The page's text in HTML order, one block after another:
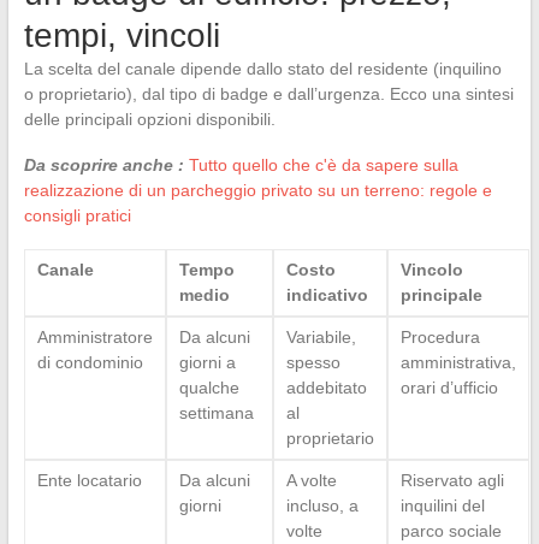
tempi, vincoli
La scelta del canale dipende dallo stato del residente (inquilino
o proprietario), dal tipo di badge e dall’urgenza. Ecco una sintesi
delle principali opzioni disponibili.
Da scoprire anche : Tutto quello che c'è da sapere sulla
realizzazione di un parcheggio privato su un terreno: regole e
consigli pratici
Canale
Tempo
medio
Costo
indicativo
Vincolo
principale
Amministratore
di condominio
Da alcuni
giorni a
qualche
settimana
Variabile,
spesso
addebitato
al
proprietario
Procedura
amministrativa,
orari d’ufficio
Ente locatario
Da alcuni
giorni
A volte
incluso, a
volte
Riservato agli
inquilini del
parco sociale